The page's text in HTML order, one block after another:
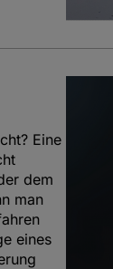
Eine
dem
man
eines